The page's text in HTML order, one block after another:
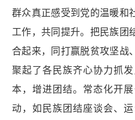
群众真正感受到党的温暖和
工作，共同提升。把民族团
合起来，同打赢脱贫攻坚战
聚起了各民族齐心协力抓
本，增进团结。常态化开
动，如民族团结座谈会、